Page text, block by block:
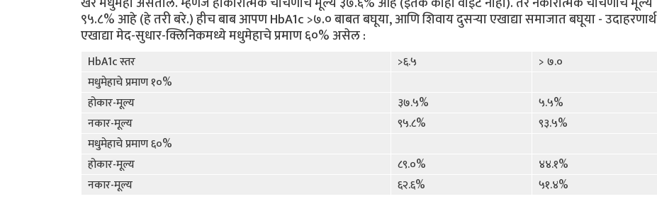
९५.८% आहे (हे तरी बरे.) हीच बाब आपण HbA1c >७.० बाबत बघूया, आणि शिवाय दुसर्‍या एखाद्या समाजात बघूया - उदाहरणार्थ
एखाद्या मेद-सुधार-क्लिनिकमध्ये मधुमेहाचे प्रमाण ६०% असेल :
HbA1c स्तर >६.५
> ७.०
मधुमेहाचे प्रमाण १०%
होकार-मूल्य
३७.५%
५.५%
नकार-मूल्य
९५.८%
९३.५%
मधुमेहाचे प्रमाण ६०%
होकार-मूल्य
८९.०%
४४.१%
नकार-मूल्य
६२.६% ५१.४%